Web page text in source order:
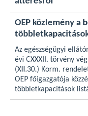
OEP közlemény a
Az egészségügyi
évi CXXXII. törvény
(XII.30.) Korm.
OEP főigazgatója
többletkapacitások